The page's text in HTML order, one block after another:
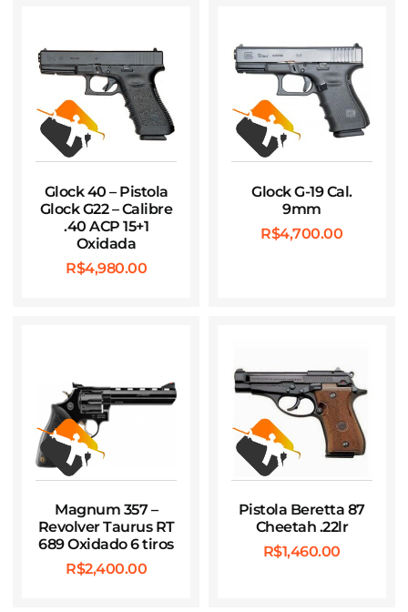
Glock 40 – Pistola
Glock G22 – Calibre
.40 ACP 15+1
Oxidada
R$4,980.00
Glock G-19 Cal.
9mm
R$4,700.00
Magnum 357 –
Revolver Taurus RT
689 Oxidado 6 tiros
R$2,400.00
Pistola Beretta 87
Cheetah .22lr
R$1,460.00